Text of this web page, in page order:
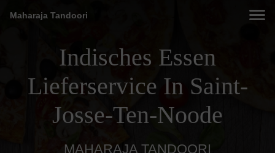
Maharaja Tandoori
Indisches Essen
Lieferservice In Saint-
Josse-Ten-Noode
MAHARAJA TANDOORI